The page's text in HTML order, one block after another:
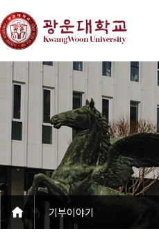
기부이야기